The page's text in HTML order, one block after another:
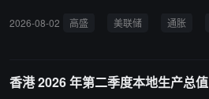
2026-08-02 高盛 美联储 通胀
香港 2026 年第二季度本地生产总